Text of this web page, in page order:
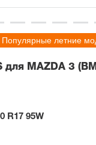
Популярные летние
для MAZDA 3
R17 95W